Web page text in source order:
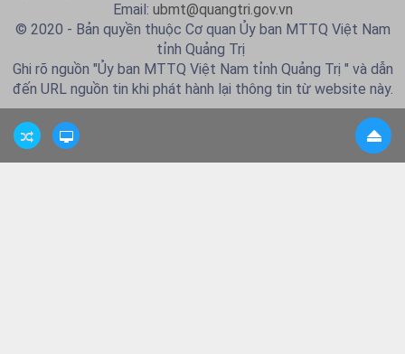
Email: ubmt@quangtri.gov.vn
© 2020 - Bản quyền thuộc Cơ quan Ủy ban MTTQ Việt Nam
tỉnh Quảng Trị
Ghi rõ nguồn "Ủy ban MTTQ Việt Nam tỉnh Quảng Trị " và dẫn
đến URL nguồn tin khi phát hành lại thông tin từ website này.